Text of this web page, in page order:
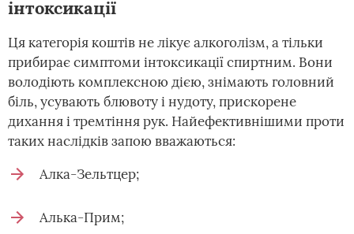
інтоксикації
Ця категорія коштів не лікує алкоголізм, а тільки
прибирає симптоми інтоксикації спиртним. Вони
володіють комплексною дією, знімають головний
біль, усувають блювоту і нудоту, прискорене
дихання і тремтіння рук. Найефективнішими проти
таких наслідків запою вважаються:
Алка-Зельтцер;
Алька-Прим;